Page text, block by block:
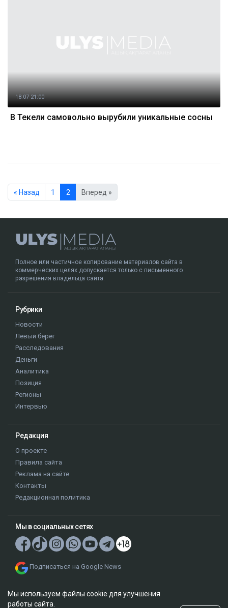
18.07 21:00
В Текели самовольно вырубили уникальные сосны
« Назад 1 2 Вперед »
Полное или частичное копирование материалов сайта в
коммерческих целях допускается только с письменного
разрешения владельца сайта.
Рубрики
Новости
Левый берег
Расследования
Деньги
Аналитика
Позиция
Регионы
Интервью
Редакция
О проекте
Правила сайта
Реклама на сайте
Контакты
Редакционная политика
Мы в социальных сетях
Подписаться на Google News
Мы используем файлы cookie для улучшения
работы сайта.